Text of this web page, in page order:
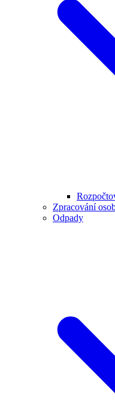
Zpracování
Odpady